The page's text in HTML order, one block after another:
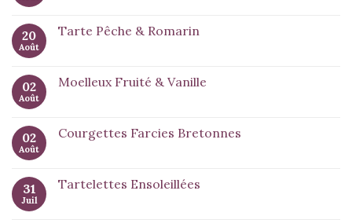
20
Août
Tarte Pêche & Romarin
02
Août
Moelleux Fruité & Vanille
02
Août
Courgettes Farcies Bretonnes
31
Juil
Tartelettes Ensoleillées